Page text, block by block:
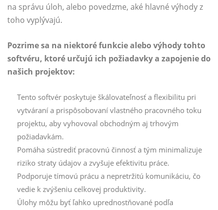
na správu úloh, alebo povedzme, aké hlavné výhody z
toho vyplývajú.
Pozrime sa na niektoré funkcie alebo výhody tohto
softvéru, ktoré určujú ich požiadavky a zapojenie do
našich projektov:
Tento softvér poskytuje škálovateľnosť a flexibilitu pri
vytváraní a prispôsobovaní vlastného pracovného toku
projektu, aby vyhovoval obchodným aj trhovým
požiadavkám.
Pomáha sústrediť pracovnú činnosť a tým minimalizuje
riziko straty údajov a zvyšuje efektivitu práce.
Podporuje tímovú prácu a nepretržitú komunikáciu, čo
vedie k zvýšeniu celkovej produktivity.
Úlohy môžu byť ľahko uprednostňované podľa